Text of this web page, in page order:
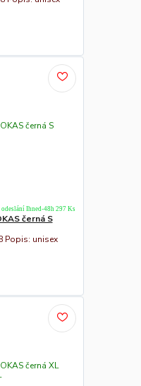
černá S
Popis: unisex
odeslání Ihned-48h 297 Ks